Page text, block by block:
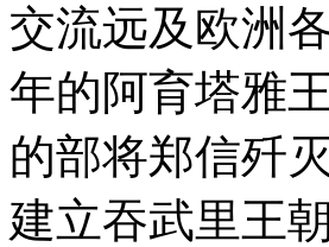
交流远及欧洲
年的阿育塔雅
的部将郑信歼
建立吞武里王